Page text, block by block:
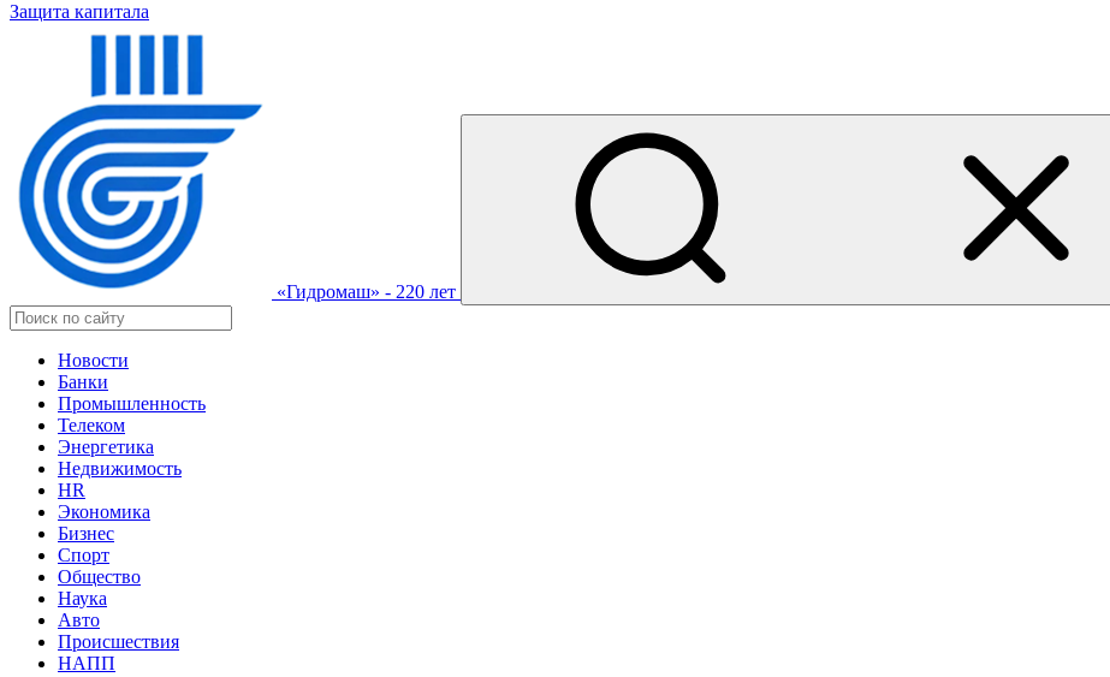
Защита капитала
«Гидромаш» - 220 лет
Новости
Банки
Промышленность
Телеком
Энергетика
Недвижимость
HR
Экономика
Бизнес
Спорт
Общество
Наука
Авто
Происшествия
НАПП